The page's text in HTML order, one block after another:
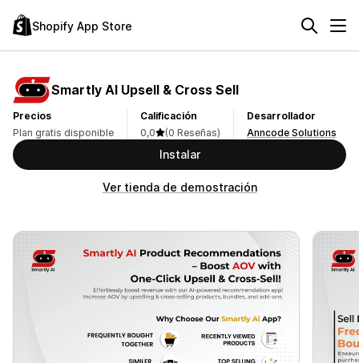
Shopify App Store
Smartly AI Upsell & Cross Sell
Precios
Plan gratis disponible
Calificación
0,0
(0 Reseñas)
Desarrollador
Anncode Solutions
Instalar
Ver tienda de demostración